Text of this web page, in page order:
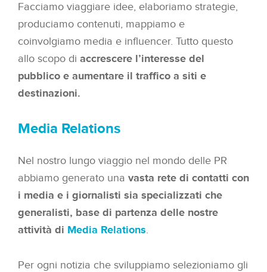
Facciamo viaggiare idee, elaboriamo strategie,
produciamo contenuti, mappiamo e
coinvolgiamo media e influencer. Tutto questo
allo scopo di accrescere l’interesse del
pubblico e aumentare il traffico a siti e
destinazioni.
Media Relations
Nel nostro lungo viaggio nel mondo delle PR
abbiamo generato una vasta rete di contatti con
i media e i giornalisti sia specializzati che
generalisti, base di partenza delle nostre
attività di Media Relations.
Per ogni notizia che sviluppiamo selezioniamo gli